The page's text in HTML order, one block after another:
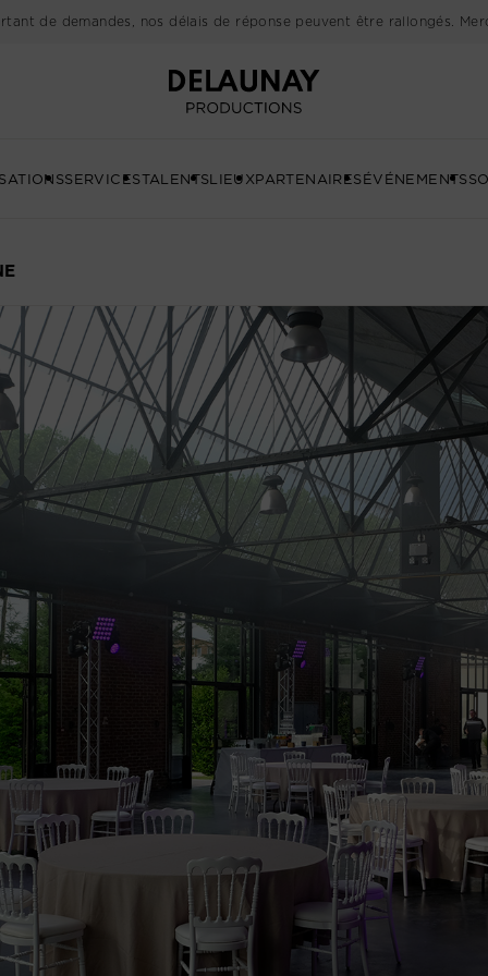
de demandes, nos délais de réponse peuvent être rallongés.
SERVICESTALENTSLIEUXPARTENAIRESÉVÉNEMENTS